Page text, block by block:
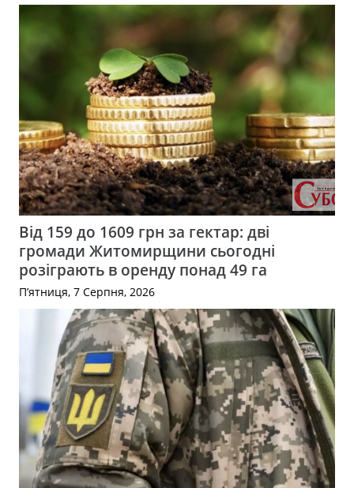
Від 159 до 1609 грн за гектар: дві
громади Житомирщини сьогодні
розіграють в оренду понад 49 га
П’ятниця, 7 Серпня, 2026